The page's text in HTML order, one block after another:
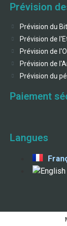
Prévision
Prévision du
Prévision de
Prévision de
Prévision de
Prévision du
Paiement
Langues